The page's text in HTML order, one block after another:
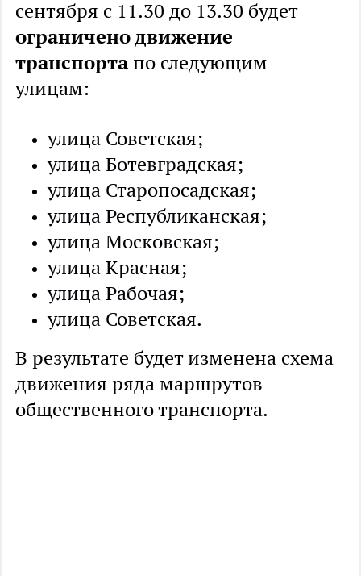
сентября с 11.30 до 13.30 будет
ограничено движение
транспорта по следующим
улицам:
улица Советская;
улица Ботевградская;
улица Старопосадская;
улица Республиканская;
улица Московская;
улица Красная;
улица Рабочая;
улица Советская.
В результате будет изменена схема
движения ряда маршрутов
общественного транспорта.